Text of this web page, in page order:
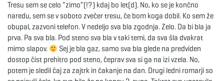
g
Tresu sem se celo “zimo”(!?) kdaj bo let(d). No, ko se je končno
naredu, sem se v soboto zvečer tresu, če bom koga dobil. Ko sem že
obupal, zazvoni telefon. V nedeljo sva bla zgodnja. Zelo. Da bi bla ja
prva. Pa sva bla. Pod steno sva bla v taki temi, da sva šla dvakrat
mimo slapov.
Sej je bla gaz, samo sva bla glede na predviden
dostop čist prehitro pod steno, čeprav sva si ga na izi vzela. No,
potem je sledil čaj za zajtrk in čakanje na dan. Drugi ledni romarji so